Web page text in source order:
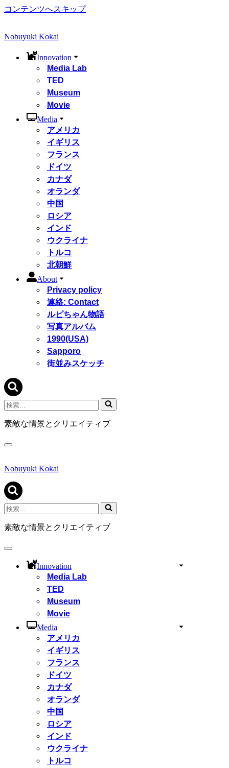
コンテンツへスキップ
Nobuyuki Kokai
Innovation
Media Lab
TED
Museum
Movie
Media
アメリカ
イギリス
フランス
ドイツ
カナダ
オランダ
中国
ロシア
インド
ウクライナ
トルコ
北朝鮮
About
Privacy policy
連絡: Contact
ルピちゃん物語
写真アルバム
1990(USA)
Sapporo
街並みスケッチ
検
索...
素敵な情景とクリエイティブ
ナ
ゲ
シ
ョ
ン
メ
ニ
ュ
Nobuyuki Kokai
検
索...
素敵な情景とクリエイティブ
ナ
Innovation
Media Lab
TED
Museum
Movie
Media
アメリカ
イギリス
フランス
ドイツ
カナダ
オランダ
中国
ロシア
インド
ウクライナ
トルコ